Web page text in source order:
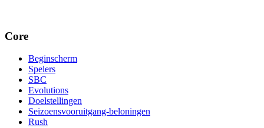
Core
Beginscherm
Spelers
SBC
Evolutions
Doelstellingen
Seizoensvooruitgang-beloningen
Rush